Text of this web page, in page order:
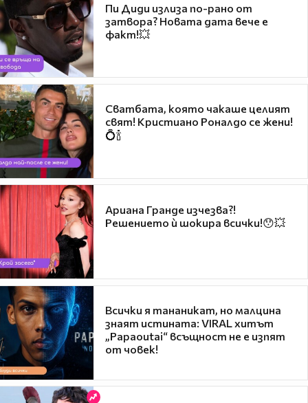
Пи Диди излиза по-рано от
затвора? Новата дата вече е
факт!💥
Сватбата, която чакаше целият
свят! Кристиано Роналдо се жени!
💍🍾
Ариана Гранде изчезва?!
Решението ѝ шокира всички!😯💥
Всички я тананикат, но малцина
знаят истината: VIRAL хитът
„Papaoutai“ всъщност не е изпят
от човек!